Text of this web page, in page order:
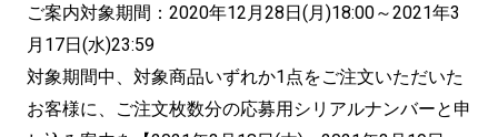
ご案内対象期間：2020年12月28日(月)18:00～2021年3
月17日(水)23:59
対象期間中、対象商品いずれか1点をご注文いただいた
お客様に、ご注文枚数分の応募用シリアルナンバーと申